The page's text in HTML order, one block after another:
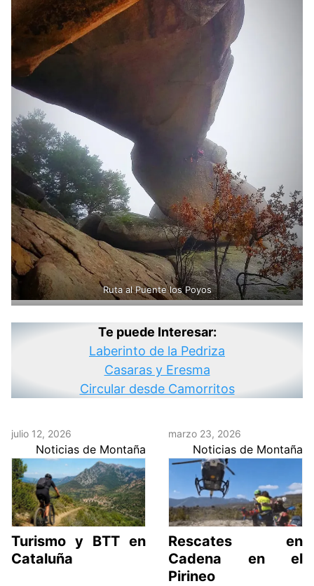
Ruta al Puente los Poyos
Te puede Interesar:
Laberinto de la Pedriza
Casaras y Eresma
Circular desde Camorritos
julio 12, 2026
Noticias de Montaña
Turismo y BTT en
Cataluña
marzo 23, 2026
Noticias de Montaña
Rescates en
Cadena en el
Pirineo